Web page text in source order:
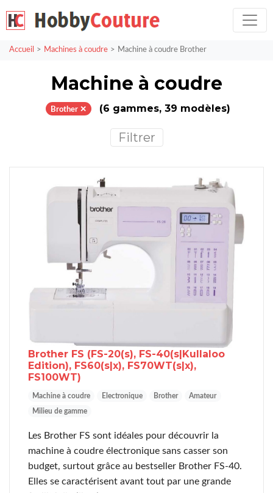
Accueil Machines à coudre Machine à coudre Brother
Machine à coudre
Brother ✕ (6 gammes, 39 modèles)
Filtrer
Brother FS (FS-20(s), FS-40(s|Kullaloo
Edition), FS60(s|x), FS70WT(s|x),
FS100WT)
Machine à coudre Electronique Brother Amateur
Milieu de gamme
Les Brother FS sont idéales pour découvrir la
machine à coudre électronique sans casser son
budget, surtout grâce au bestseller Brother FS-40.
Elles se caractérisent avant tout par une grande